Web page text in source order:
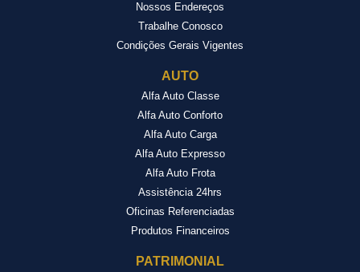
Nossos Endereços
Trabalhe Conosco
Condições Gerais Vigentes
AUTO
Alfa Auto Classe
Alfa Auto Conforto
Alfa Auto Carga
Alfa Auto Expresso
Alfa Auto Frota
Assistência 24hrs
Oficinas Referenciadas
Produtos Financeiros
PATRIMONIAL